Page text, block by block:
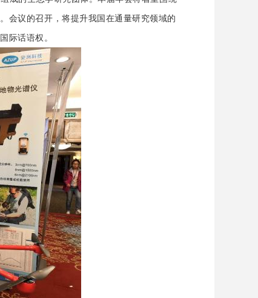
会议的召开，将提升我国在通量研究领域的
际话语权。